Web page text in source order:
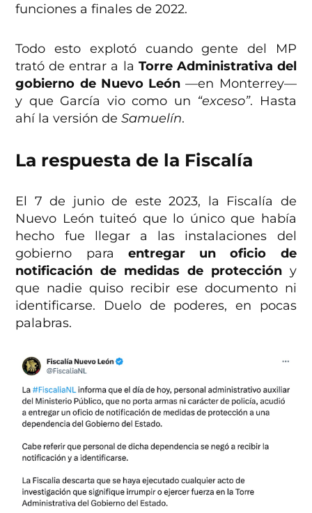
funciones a finales de 2022.
Todo esto explotó cuando gente del MP
trató de entrar a la Torre Administrativa del
gobierno de Nuevo León—en Monterrey—
y que García vio como un “exceso”. Hasta
ahí la versión de Samuelín.
La respuesta de la Fiscalía
El 7 de junio de este 2023, la Fiscalía de
Nuevo León tuiteó que lo único que había
hecho fue llegar a las instalaciones del
gobierno para entregar un oficio de
notificación de medidas de protección y
que nadie quiso recibir ese documento ni
identificarse. Duelo de poderes, en pocas
palabras.